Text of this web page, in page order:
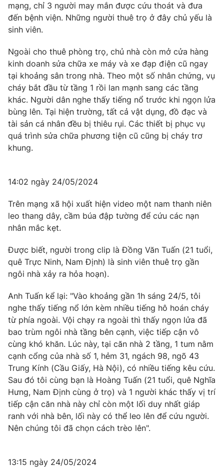
mạng, chỉ 3 người may mắn được cứu thoát và đưa
đến bệnh viện. Những người thuê trọ ở đây chủ yếu là
sinh viên.
Ngoài cho thuê phòng trọ, chủ nhà còn mở cửa hàng
kinh doanh sửa chữa xe máy và xe đạp điện cũ ngay
tại khoảng sân trong nhà. Theo một số nhân chứng, vụ
cháy bắt đầu từ tầng 1 rồi lan mạnh sang các tầng
khác. Người dân nghe thấy tiếng nổ trước khi ngọn lửa
bùng lên. Tại hiện trường, tất cả vật dụng, đồ đạc và
tài sản cá nhân đều bị thiêu rụi. Các thiết bị phục vụ
quá trình sửa chữa phương tiện cũ cũng bị cháy trơ
khung.
14:02 ngày 24/05/2024
Trên mạng xã hội xuất hiện video một nam thanh niên
leo thang dây, cầm búa đập tường để cứu các nạn
nhân mắc kẹt.
Được biết, người trong clip là Đồng Văn Tuấn (21 tuổi,
quê Trực Ninh, Nam Định) là sinh viên thuê trọ gần
ngôi nhà xảy ra hỏa hoạn).
Anh Tuấn kể lại: "Vào khoảng gần 1h sáng 24/5, tôi
nghe thấy tiếng nổ lớn kèm nhiều tiếng hô hoán cháy
từ phía ngoài. Vội chạy ra ngoài thì thấy ngọn lửa đã
bao trùm ngôi nhà tầng bên cạnh, việc tiếp cận vô
cùng khó khăn. Lúc này, tại căn nhà 2 tầng, 1 tum nằm
cạnh cổng của nhà số 1, hẻm 31, ngách 98, ngõ 43
Trung Kính (Cầu Giấy, Hà Nội), có nhiều tiếng kêu cứu.
Sau đó tôi cùng bạn là Hoàng Tuấn (21 tuổi, quê Nghĩa
Hưng, Nam Định cùng ở trọ) và 1 người khác thấy vị trí
tiếp cận căn nhà này chỉ còn một lối duy nhất giáp
ranh với nhà bên, lối này có thể leo lên để cứu người.
Nên chúng tôi đã chọn cách trèo lên".
13:15 ngày 24/05/2024